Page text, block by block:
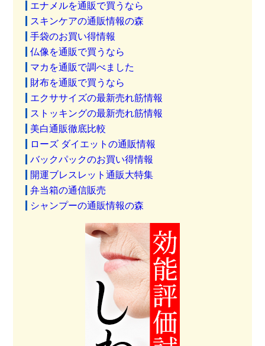
エナメルを通販で買うなら
スキンケアの通販情報の森
手袋のお買い得情報
仏像を通販で買うなら
マカを通販で調べました
財布を通販で買うなら
エクササイズの最新売れ筋情報
ストッキングの最新売れ筋情報
美白通販徹底比較
ローズ ダイエットの通販情報
バックパックのお買い得情報
開運ブレスレット通販大特集
弁当箱の通信販売
シャンプーの通販情報の森